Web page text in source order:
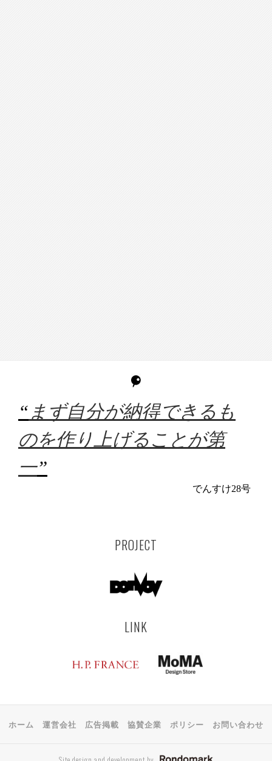
“ まず自分が納得できるも
のを作り上げることが第
一”
でんすけ28号
PROJECT
LINK
ホーム 運営会社 広告掲載 協賛企業 ポリシー お問い合わせ